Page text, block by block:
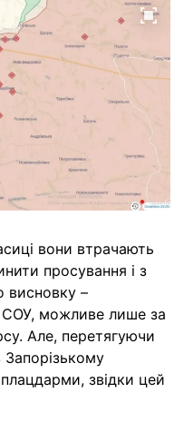
вони втрачають
просування і з
висновку –
СОУ, можливе лише за
Але, перетягуючи
звідки цей